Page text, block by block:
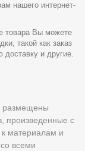
нашего интернет-
товара Вы можете
такой как заказ
доставку и другие.
размещены
произведенные с
к материалам и
всеми